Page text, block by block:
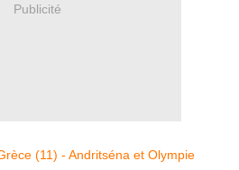
Publicité